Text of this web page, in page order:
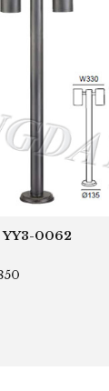
YY3-0062